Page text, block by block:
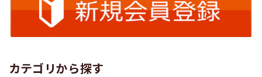
カテゴリから探す